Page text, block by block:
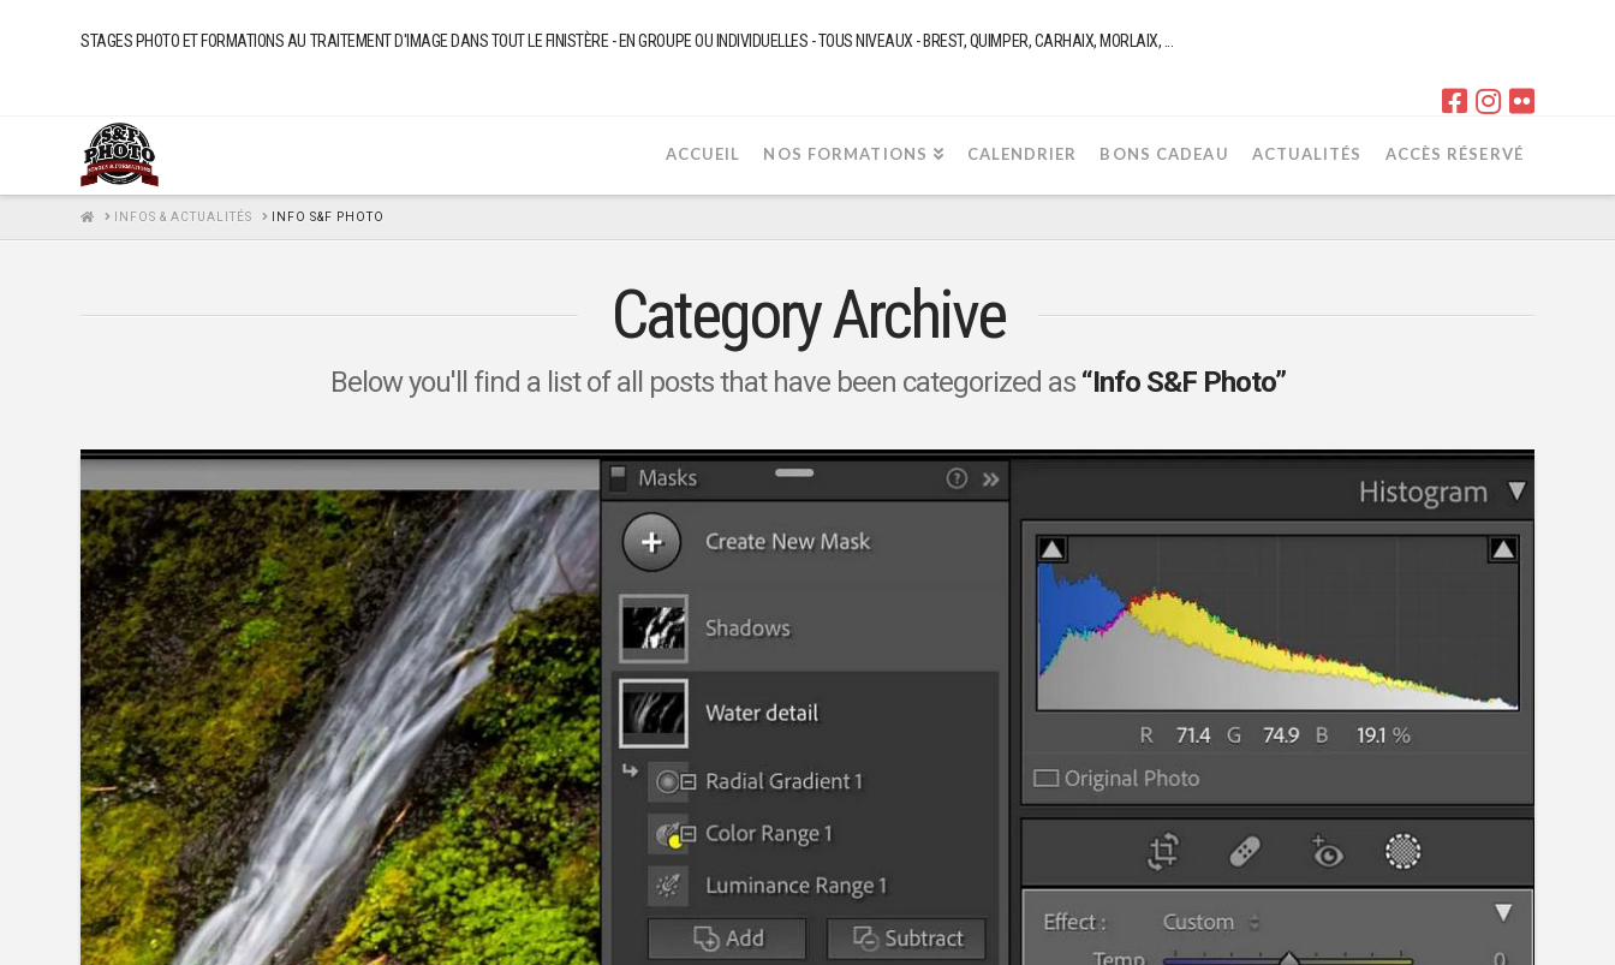
STAGES PHOTO ET FORMATIONS AU TRAITEMENT D'IMAGE DANS TOUT LE FINISTÈRE - EN GROUPE OU INDIVIDUELLES - TOUS NIVEAUX - BREST, QUIMPER, CARHAIX, MORLAIX, ...
ACCUEIL NOS FORMATIONS CALENDRIER BONS CADEAU ACTUALITÉS ACCÈS RÉSERVÉ
HOMEINFOS & ACTUALITÉS INFO S&F PHOTO
Category Archive
Below you'll find a list of all posts that have been categorized as “Info S&F Photo”